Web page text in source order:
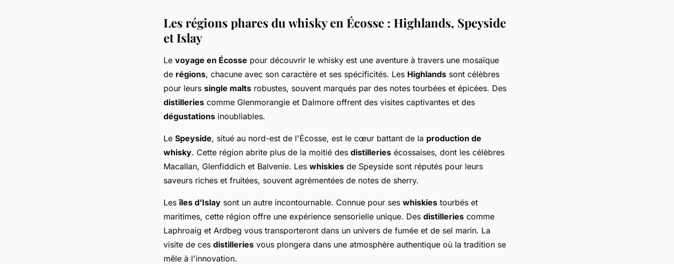
Les régions phares du whisky en Écosse : Highlands, Speyside
et Islay
Le voyage en Écosse pour découvrir le whisky est une aventure à travers une mosaïque
de régions, chacune avec son caractère et ses spécificités. Les Highlands sont célèbres
pour leurs single malts robustes, souvent marqués par des notes tourbées et épicées. Des
distilleries comme Glenmorangie et Dalmore offrent des visites captivantes et des
dégustations inoubliables.
Le Speyside, situé au nord-est de l'Écosse, est le cœur battant de la production de
whisky. Cette région abrite plus de la moitié des distilleries écossaises, dont les célèbres
Macallan, Glenfiddich et Balvenie. Les whiskies de Speyside sont réputés pour leurs
saveurs riches et fruitées, souvent agrémentées de notes de sherry.
Lesîles d’Islay sont un autre incontournable. Connue pour ses whiskies tourbés et
maritimes, cette région offre une expérience sensorielle unique. Des distilleries comme
Laphroaig et Ardbeg vous transporteront dans un univers de fumée et de sel marin. La
visite de ces distilleries vous plongera dans une atmosphère authentique où la tradition se
mêle à l'innovation.